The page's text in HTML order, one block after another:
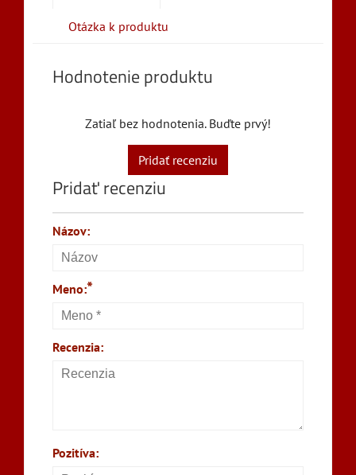
Otázka k produktu
Hodnotenie produktu
Zatiaľ bez hodnotenia. Buďte prvý!
Pridať recenziu
Pridať recenziu
Názov:
Meno:*
Recenzia:
Pozitíva: